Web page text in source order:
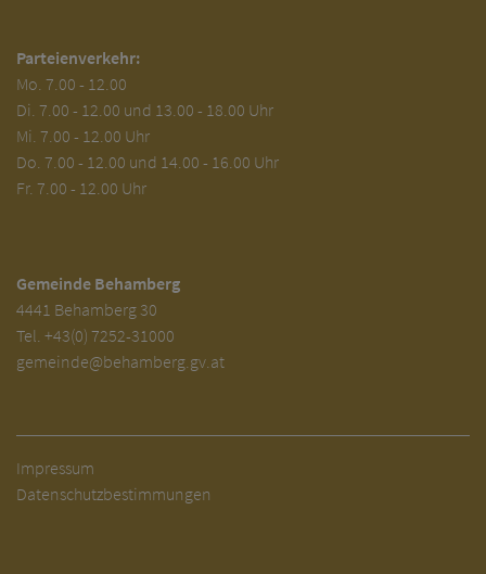
Parteienverkehr:
Mo. 7.00 - 12.00
Di. 7.00 - 12.00 und 13.00 - 18.00 Uhr
Mi. 7.00 - 12.00 Uhr
Do. 7.00 - 12.00 und 14.00 - 16.00 Uhr
Fr. 7.00 - 12.00 Uhr
Gemeinde Behamberg
4441 Behamberg 30
Tel. +43(0) 7252-31000
gemeinde@behamberg.gv.at
Impressum
Datenschutzbestimmungen